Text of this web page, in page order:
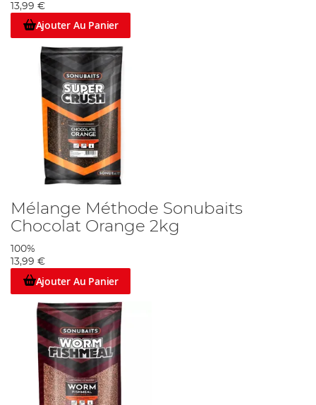
13,99 €
Ajouter Au Panier
Mélange Méthode Sonubaits
Chocolat Orange 2kg
100%
13,99 €
Ajouter Au Panier